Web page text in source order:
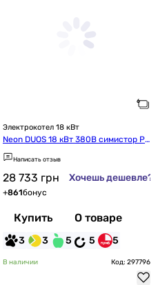
Электрокотел 18 кВт
Neon DUOS 18 кВт 380В симистор Ph
ilips с насосом (D118243)
Написать отзыв
28 733 грн Хочешь дешевле?
+861бонус
Купить О товаре
3 3 5 5 5
В наличии Код: 297796